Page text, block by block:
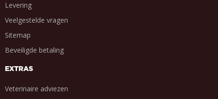
Levering
Veelgestelde vragen
Sitemap
Beveiligde betaling
EXTRAS
Veterinaire adviezen